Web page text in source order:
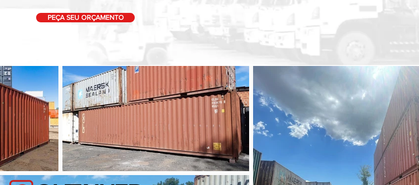
PEÇA SEU ORÇAMENTO